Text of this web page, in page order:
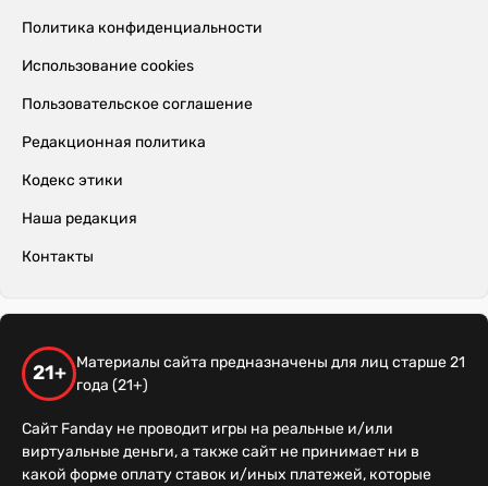
Политика конфиденциальности
Использование cookies
Пользовательское соглашение
Редакционная политика
Кодекс этики
Наша редакция
Контакты
21+
Материалы сайта предназначены для лиц старше 21
года (21+)
Сайт Fanday не проводит игры на реальные и/или
виртуальные деньги, а также сайт не принимает ни в
какой форме оплату ставок и/иных платежей, которые